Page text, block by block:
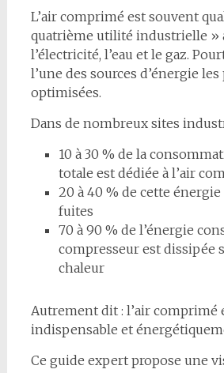
L’air comprimé est souvent
quatrième utilité industrielle »
l’électricité, l’eau et le gaz.
l’une des sources d’énergie
optimisées.
Dans de nombreux sites
10 à 30 % de la
totale est dédiée à l’air
20 à 40 % de cette
fuites
70 à 90 % de l’énergie
compresseur est dissipée
chaleur
Autrement dit : l’air comprimé
indispensable et
Ce guide expert propose une